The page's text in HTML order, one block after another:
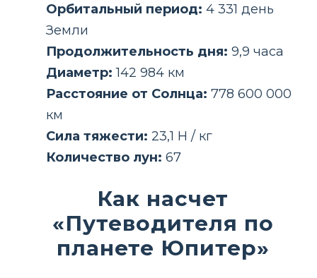
Орбитальный период: 4 331 день
Земли
Продолжительность дня: 9,9 часа
Диаметр: 142 984 км
Расстояние от Солнца: 778 600 000
км
Сила тяжести: 23,1 Н / кг
Количество лун: 67
Как насчет
«Путеводителя по
планете Юпитер»